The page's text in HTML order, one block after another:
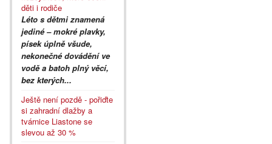
děti i rodiče
Léto s dětmi znamená
jediné – mokré plavky,
písek úplně všude,
nekonečné dovádění ve
vodě a batoh plný věcí,
bez kterých...
Ještě není pozdě - pořiďte
si zahradní dlažby a
tvárnice Liastone se
slevou až 30 %